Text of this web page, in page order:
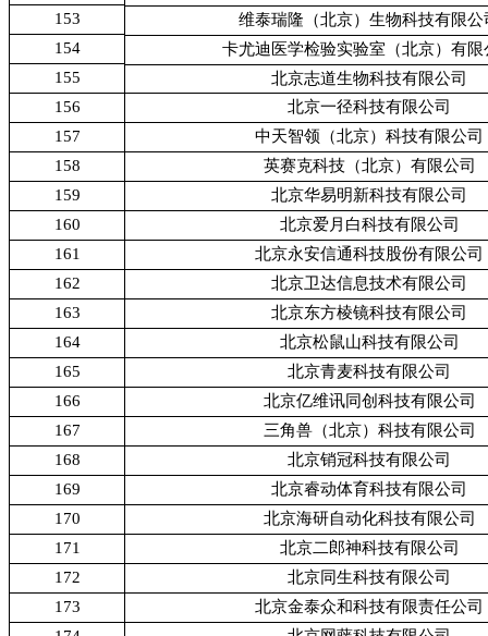
153
维泰瑞隆（北京）生物科技有限公
154
卡尤迪医学检验实验室（北京）有限
155
北京志道生物科技有限公司
156
北京一径科技有限公司
157
中天智领（北京）科技有限公司
158
英赛克科技（北京）有限公司
159
北京华易明新科技有限公司
160
北京爱月白科技有限公司
161
北京永安信通科技股份有限公司
162
北京卫达信息技术有限公司
163
北京东方棱镜科技有限公司
164
北京松鼠山科技有限公司
165
北京青麦科技有限公司
166
北京亿维讯同创科技有限公司
167
三角兽（北京）科技有限公司
168
北京销冠科技有限公司
169
北京睿动体育科技有限公司
170
北京海研自动化科技有限公司
171
北京二郎神科技有限公司
172
北京同生科技有限公司
173
北京金泰众和科技有限责任公司